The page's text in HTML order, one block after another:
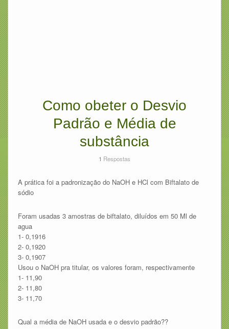
Como obeter o Desvio
Padrão e Média de
substância
1 Respostas
A prática foi a padronização do NaOH e HCl com Biftalato de
sódio
Foram usadas 3 amostras de biftalato, diluídos em 50 Ml de
agua
1- 0,1916
2- 0,1920
3- 0,1907
Usou o NaOH pra titular, os valores foram, respectivamente
1- 11,90
2- 11,80
3- 11,70
Qual a média de NaOH usada e o desvio padrão??